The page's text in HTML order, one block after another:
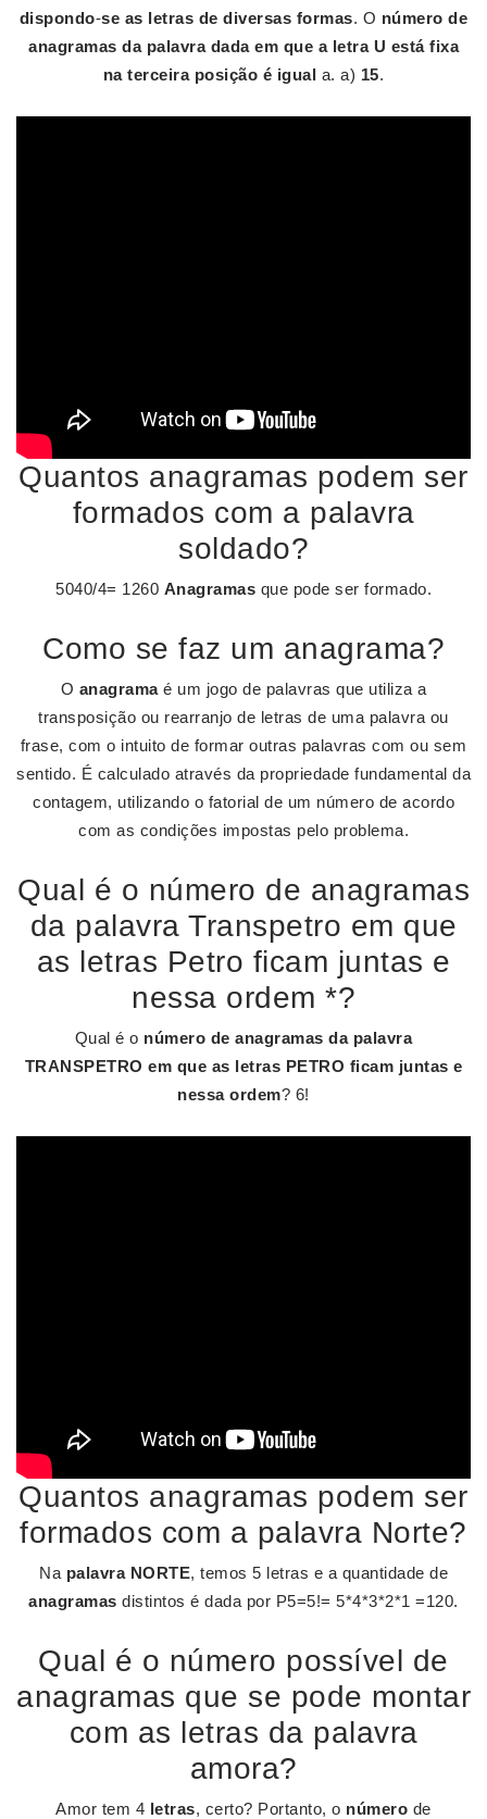
dispondo-se as letras de diversas formas. O número de
anagramas da palavra dada em que a letra U está fixa
na terceira posição é igual a. a) 15.
Quantos anagramas podem ser
formados com a palavra
soldado?
5040/4= 1260 Anagramas que pode ser formado.
Como se faz um anagrama?
O anagramaé um jogo de palavras que utiliza a
transposição ou rearranjo de letras de uma palavra ou
frase, com o intuito de formar outras palavras com ou sem
sentido. É calculado através da propriedade fundamental da
contagem, utilizando o fatorial de um número de acordo
com as condições impostas pelo problema.
Qual é o número de anagramas
da palavra Transpetro em que
as letras Petro ficam juntas e
nessa ordem *?
Qual é o número de anagramas da palavra
TRANSPETRO em que as letras PETRO ficam juntas e
nessa ordem? 6!
Quantos anagramas podem ser
formados com a palavra Norte?
Na palavra NORTE, temos 5 letras e a quantidade de
anagramas distintos é dada por P5=5!= 5*4*3*2*1 =120.
Qual é o número possível de
anagramas que se pode montar
com as letras da palavra
amora?
Amor tem 4 letras, certo? Portanto, o número de